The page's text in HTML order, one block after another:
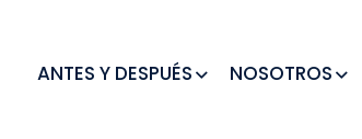
ANTES Y DESPUÉS NOSOTROS